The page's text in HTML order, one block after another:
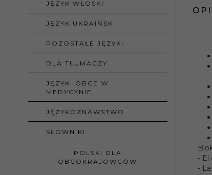
JĘZYK WŁOSKI
JĘZYK UKRAIŃSKI
POZOSTAŁE JĘZYKI
DLA TŁUMACZY
JĘZYKI OBCE W
MEDYCYNIE
JĘZYKOZNAWSTWO
SŁOWNIKI
POLSKI DLA
OBCOKRAJOWCÓW
- El
-